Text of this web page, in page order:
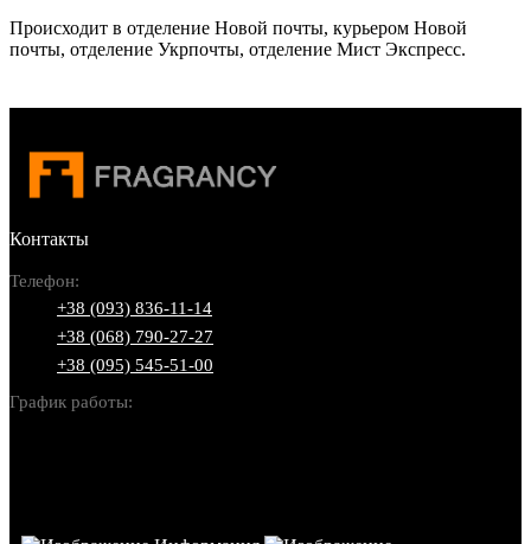
Происходит в отделение Новой почты, курьером Новой
почты, отделение Укрпочты, отделение Мист Экспресс.
Контакты
Телефон:
+38 (093) 836-11-14
+38 (068) 790-27-27
+38 (095) 545-51-00
График работы: